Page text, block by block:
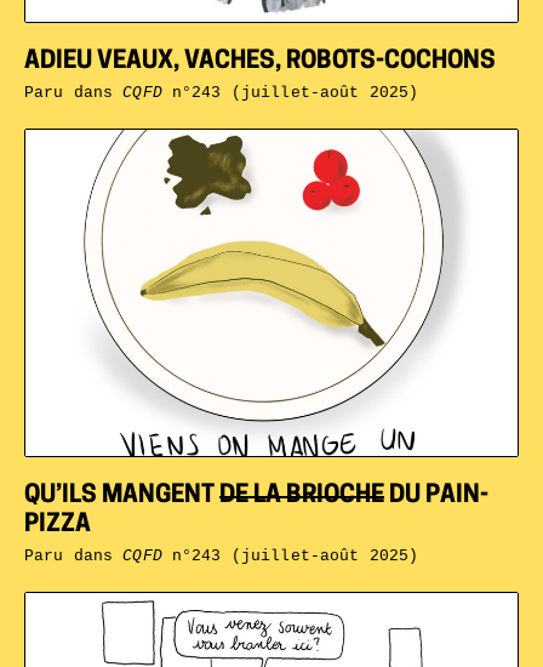
QU’ILS MANGENT DE LA BRIOCHE DU PAIN-
PIZZA
Paru dansCQFDn°243 (juillet-août 2025)
ADIEU VEAUX, VACHES, ROBOTS-COCHONS
Paru dansCQFDn°243 (juillet-août 2025)